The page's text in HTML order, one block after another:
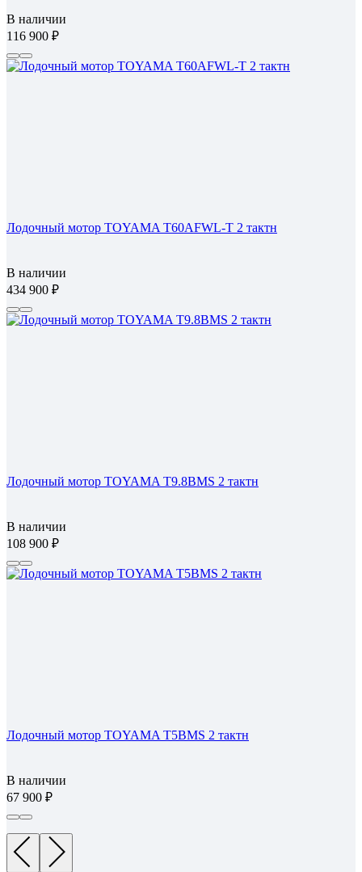
В наличии
116 900
Лодочный мотор TOYAMA T60AFWL-T 2 тактн
В наличии
434 900
Лодочный мотор TOYAMA T9.8BMS 2 тактн
В наличии
108 900
Лодочный мотор TOYAMA T5BMS 2 тактн
В наличии
67 900